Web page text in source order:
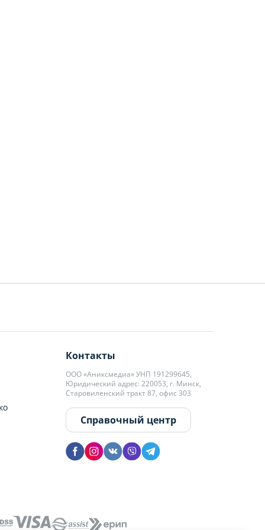
Контакты
ООО «Аниксмедиа» УНП 191299645,
Юридический адрес: 220053, г. Минск,
Старовиленский тракт 87, офис 303
Справочный центр